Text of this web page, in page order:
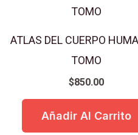
ATLAS DEL CUERPO
TOMO
$850.00
Añadir Al Carrito